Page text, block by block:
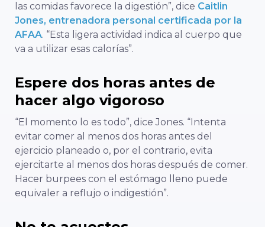
las comidas favorece la digestión”, dice Caitlin
Jones, entrenadora personal certificada por la
AFAA. “Esta ligera actividad indica al cuerpo que
va a utilizar esas calorías”.
Espere dos horas antes de
hacer algo vigoroso
“El momento lo es todo”, dice Jones. “Intenta
evitar comer al menos dos horas antes del
ejercicio planeado o, por el contrario, evita
ejercitarte al menos dos horas después de comer.
Hacer burpees con el estómago lleno puede
equivaler a reflujo o indigestión”.